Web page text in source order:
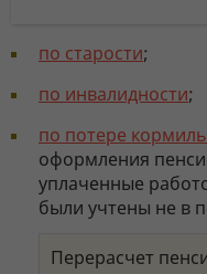
по старости;
по инвалидности;
по потере
оформления
уплаченные
были учтены не в
Перерасчет